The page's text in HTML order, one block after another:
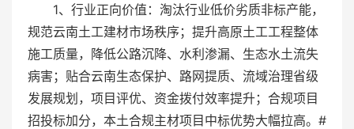
1、行业正向价值：淘汰行业低价劣质非标产能，
规范云南土工建材市场秩序；提升高原土工工程整体
施工质量，降低公路沉降、水利渗漏、生态水土流失
病害；贴合云南生态保护、路网提质、流域治理省级
发展规划，项目评优、资金拨付效率提升；合规项目
招投标加分，本土合规主材项目中标优势大幅拉高。#